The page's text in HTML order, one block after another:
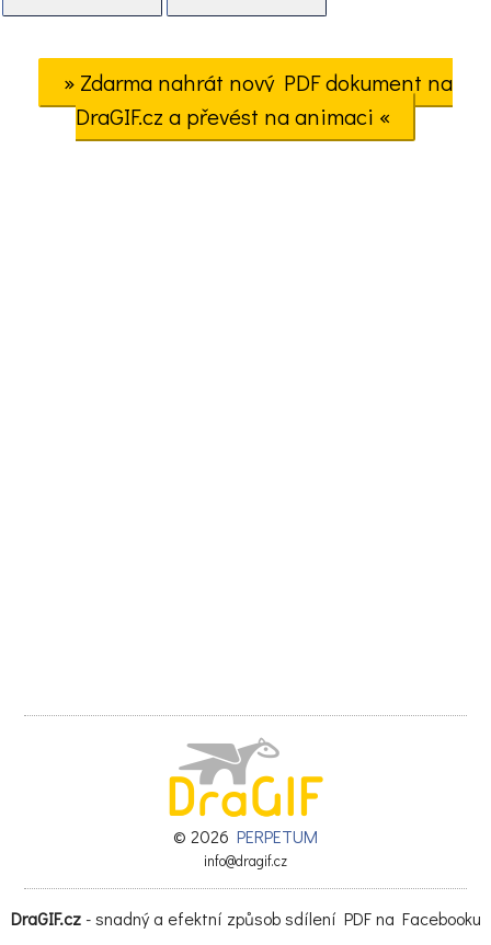
» Zdarma nahrát nový PDF dokument na
DraGIF.cz a převést na animaci «
© 2026 PERPETUM
info@dragif.cz
DraGIF.cz- snadný a efektní způsob sdílení PDF na Facebooku